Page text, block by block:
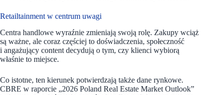
Retailtainment w centrum uwagi
Centra handlowe wyraźnie zmieniają swoją rolę. Zakupy wciąż
są ważne, ale coraz częściej to doświadczenia, społeczność
i angażujący content decydują o tym, czy klienci wybiorą
właśnie to miejsce.
Co istotne, ten kierunek potwierdzają także dane rynkowe.
CBRE w raporcie „2026 Poland Real Estate Market Outlook”